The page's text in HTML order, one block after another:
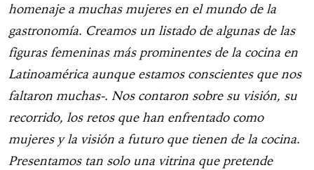
homenaje a muchas mujeres en el mundo de la
gastronomía. Creamos un listado de algunas de las
figuras femeninas más prominentes de la cocina en
Latinoamérica aunque estamos conscientes que nos
faltaron muchas-. Nos contaron sobre su visión, su
recorrido, los retos que han enfrentado como
mujeres y la visión a futuro que tienen de la cocina.
Presentamos tan solo una vitrina que pretende